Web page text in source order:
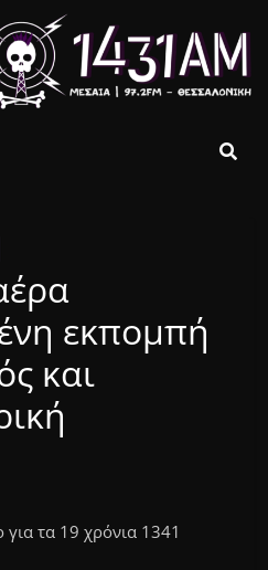
εκπομπή
και
για τα 19 χρόνια 1341